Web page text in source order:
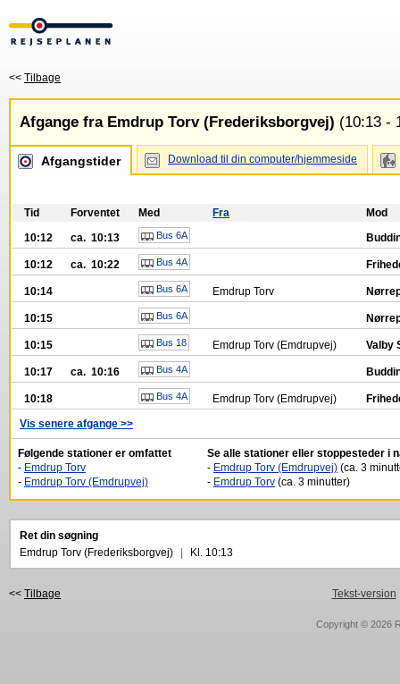
<< Tilbage
Afgange fra Emdrup Torv (Frederiksborgvej) (10:13 -
Afgangstider Download til din computer/hjemmeside
Tid Forventet Med Fra
Mod
10:12
ca. 10:13 Bus 6A
10:12 ca. 10:22 Bus 4A
10:14 Bus 6A Emdrup Torv
10:15 Bus 6A
10:15 Bus 18 Emdrup Torv (Emdrupvej) Valby
10:17 ca. 10:16 Bus 4A
10:18 Bus 4A Emdrup Torv (Emdrupvej)
Vis senere afgange >>
Følgende stationer er omfattet
- Emdrup Torv
- Emdrup Torv (Emdrupvej)
Se alle stationer eller stoppesteder i
- Emdrup Torv (Emdrupvej) (ca. 3
- Emdrup Torv (ca. 3 minutter)
Ret din søgning
Emdrup Torv (Frederiksborgvej)
Kl. 10:13
<< Tilbage Tekst-version
Copyright © 2026